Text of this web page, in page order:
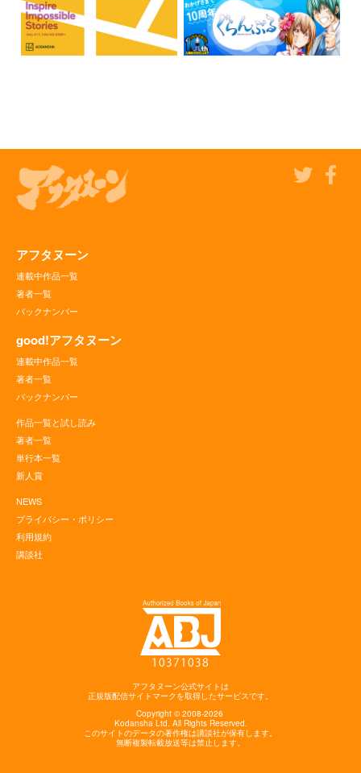
アフタヌーン
連載中作品一覧
著者一覧
バックナンバー
good!アフタヌーン
連載中作品一覧
著者一覧
バックナンバー
作品一覧と試し読み
著者一覧
単行本一覧
新人賞
NEWS
プライバシー・ポリシー
利用規約
講談社
アフタヌーン公式サイトは
正規版配信サイトマークを取得したサービスです。
Copyright © 2008-2026
KodanshaLtd. All Rights Reserved.
このサイトのデータの著作権は講談社が保有します。
無断複製転載放送等は禁止します。